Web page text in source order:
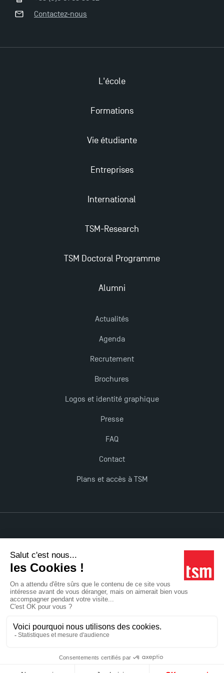
professionnelles en alternance à TSM !
Management pour 2025 : des opportunités encore
Contactez-nous
L'école
Formations
Vie étudiante
Entreprises
International
TSM-Research
TSM Doctoral Programme
Alumni
Actualités
Agenda
Recrutement
Brochures
Logos et identité graphique
Presse
FAQ
Contact
Plans et accès à TSM
Accessibilité : non conforme
Tous droits réservés